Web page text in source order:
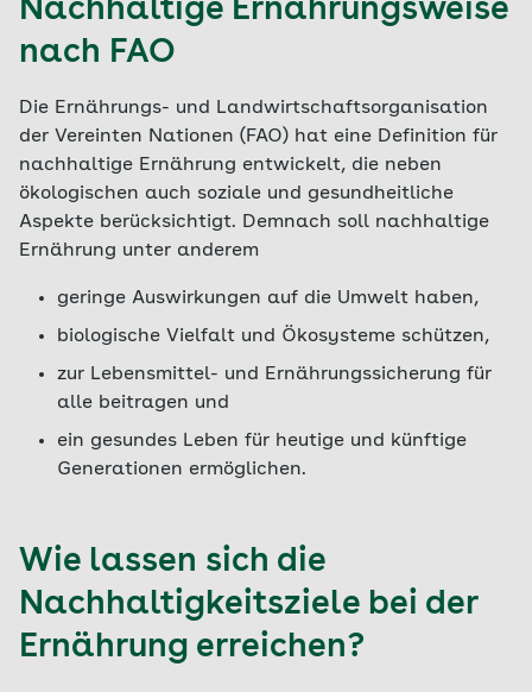
Nachhaltige Ernährungsweise
nach FAO
Die Ernährungs- und Landwirtschaftsorganisation
der Vereinten Nationen (FAO) hat eine Definition für
nachhaltige Ernährung entwickelt, die neben
ökologischen auch soziale und gesundheitliche
Aspekte berücksichtigt. Demnach soll nachhaltige
Ernährung unter anderem
geringe Auswirkungen auf die Umwelt haben,
biologische Vielfalt und Ökosysteme schützen,
zur Lebensmittel- und Ernährungssicherung für
alle beitragen und
ein gesundes Leben für heutige und künftige
Generationen ermöglichen.
Wie lassen sich die
Nachhaltigkeitsziele bei der
Ernährung erreichen?